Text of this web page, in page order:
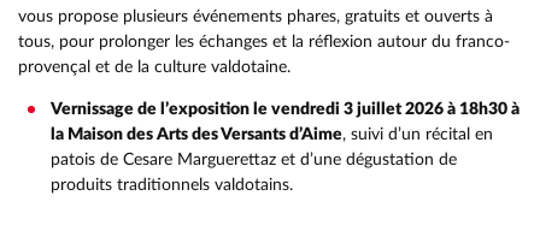
vous propose plusieurs événements phares, gratuits et ouverts à
tous, pour prolonger les échanges et la réflexion autour du franco-
provençal et de la culture valdotaine.
Vernissage de l’exposition le vendredi 3 juillet 2026 à 18h30 à
la Maison des Arts des Versants d’Aime, suivi d’un récital en
patois de Cesare Marguerettaz et d’une dégustation de
produits traditionnels valdotains.